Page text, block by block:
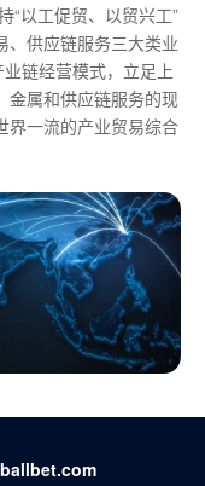
“以工促贸、以贸兴工”
、供应链服务三大类业
链经营模式，立足上
金属和供应链服务的现
界一流的产业贸易综合